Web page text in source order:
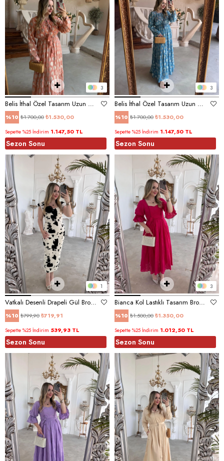
3
Belis İthal Özel Tasarım Uzun Elbise Pembe
%10 ₺1.530,00
₺1.700,00
Sepette %25 İndirim 1.147,50 TL
Sezon Sonu
3
Belis İthal Özel Tasarım Uzun Elbise Mavi
%10 ₺1.530,00
₺1.700,00
Sepette %25 İndirim 1.147,50 TL
Sezon Sonu
1
Vatkalı Desenli Drapeli Gül Broş Elbise
%10 ₺719,91
₺799,90
Sepette %25 İndirim 539,93 TL
Sezon Sonu
3
Bianca Kol Lastıklı Tasarım Brode Fuşya Elbise
%10 ₺1.350,00
₺1.500,00
Sepette %25 İndirim 1.012,50 TL
Sezon Sonu